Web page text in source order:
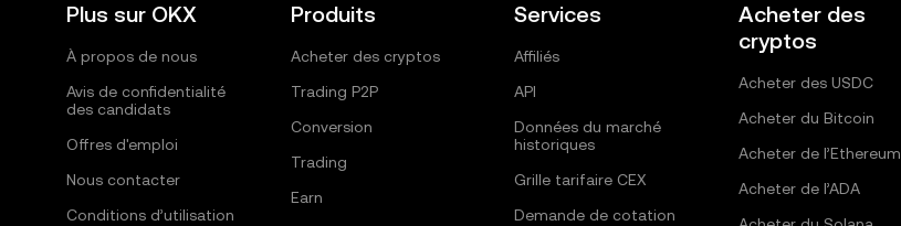
Plus sur OKX
À propos de nous
Avis de confidentialité
des candidats
Offres d'emploi
Nous contacter
Conditions d’utilisation
Produits
Acheter des cryptos
Trading P2P
Conversion
Trading
Earn
Services
Affiliés
API
Données du marché
historiques
Grille tarifaire CEX
Demande de cotation
Acheter des
cryptos
Acheter des USDC
Acheter du Bitcoin
Acheter de l’Ethereum
Acheter de l’ADA